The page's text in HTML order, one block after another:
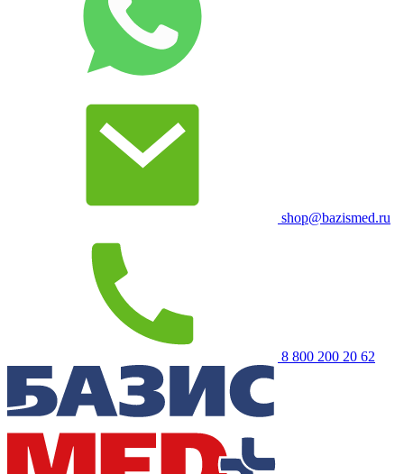
shop@bazismed.ru
8 800 200 20 62